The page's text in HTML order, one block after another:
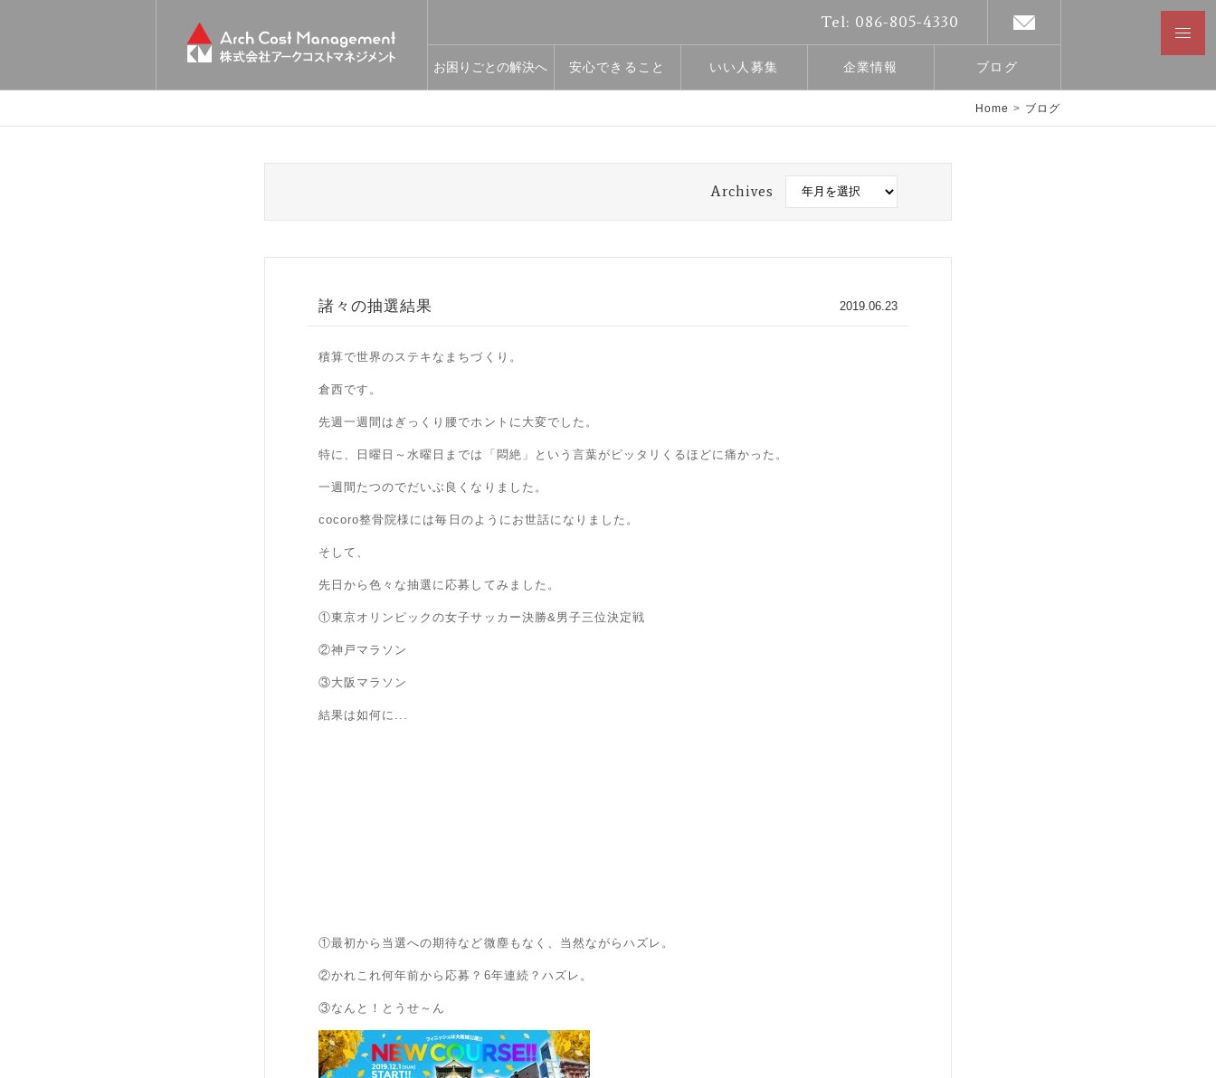
Tel: 086-805-4330
お困りごとの解決へ 安心できること いい人募集 企業情報 ブログ
Home > ブログ
Archives
2019.06.23
諸々の抽選結果
積算で世界のステキなまちづくり。
倉西です。
先週一週間はぎっくり腰でホントに大変でした。
特に、日曜日～水曜日までは「悶絶」という言葉がピッタリくるほどに痛かった。
一週間たつのでだいぶ良くなりました。
cocoro整骨院様には毎日のようにお世話になりました。
そして、
先日から色々な抽選に応募してみました。
①東京オリンピックの女子サッカー決勝&男子三位決定戦
②神戸マラソン
③大阪マラソン
結果は如何に...
①最初から当選への期待など微塵もなく、当然ながらハズレ。
②かれこれ何年前から応募？6年連続？ハズレ。
③なんと！とうせ～ん